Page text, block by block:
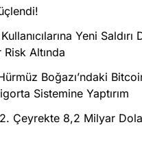
Yeni Saldırı
Altında
Boğazı’ndaki
Sistemine Yaptırım
Çeyrekte 8,2 Milyar